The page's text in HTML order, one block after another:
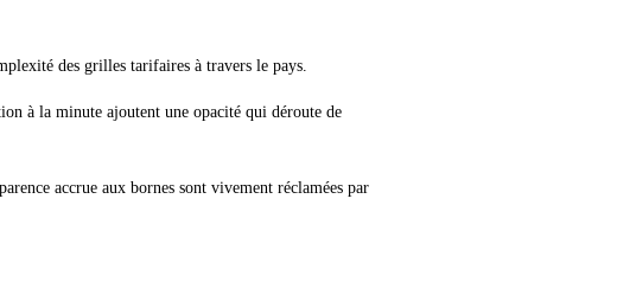
des grilles tarifaires à travers le pays.
à la minute ajoutent une opacité qui déroute de
accrue aux bornes sont vivement réclamées par